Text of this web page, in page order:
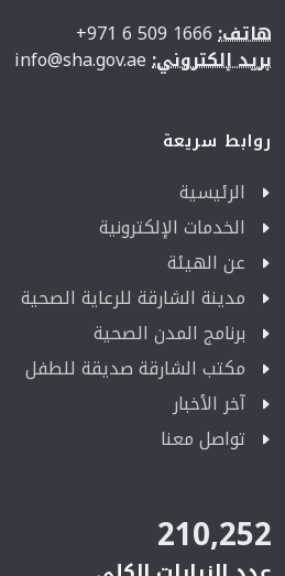
هاتف:
بريد إلكتروني:
روابط سريعة
الرئيسية
الخدمات الإلكترونية
عن الهيئة
مدينة الشارقة للرعاية الصحية
برنامج المدن الصحية
مكتب الشارقة صديقة للطفل
آخر الأخبار
تواصل معنا
210,252